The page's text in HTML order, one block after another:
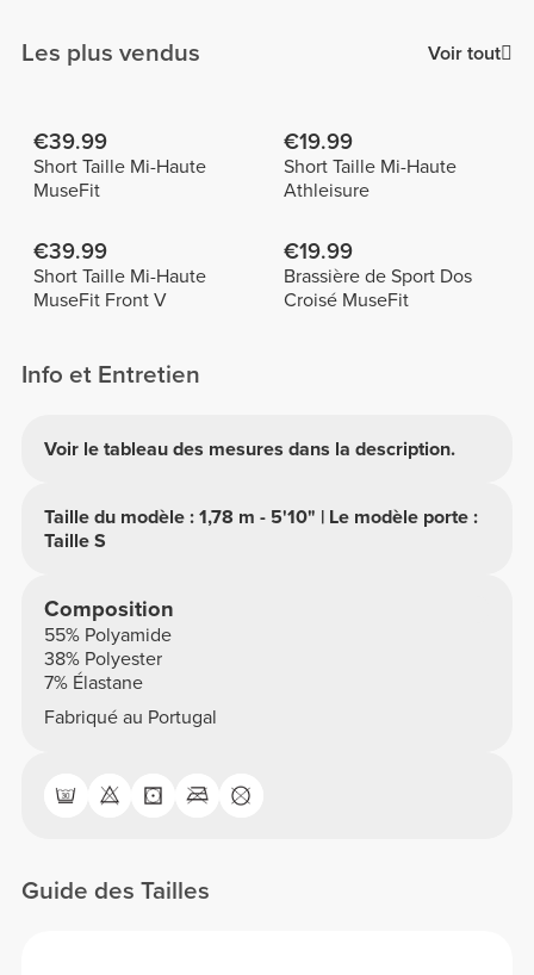
Les plus vendus Voir tout
€39.99
Short Taille Mi-Haute
MuseFit
€19.99
Short Taille Mi-Haute
Athleisure
€39.99
Short Taille Mi-Haute
MuseFit Front V
€19.99
Brassière de Sport Dos
Croisé MuseFit
Info et Entretien
Voir le tableau des mesures dans la description.
Taille du modèle : 1,78 m - 5'10" | Le modèle porte :
Taille S
Composition
55% Polyamide
38% Polyester
7% Élastane
Fabriqué au Portugal
Guide des Tailles